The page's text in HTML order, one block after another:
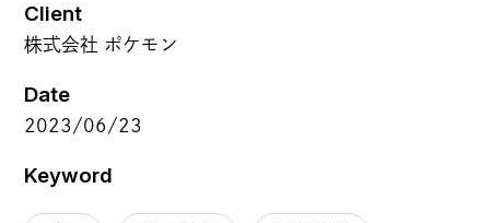
Client
株式会社 ポケモン
Date
2023/06/23
Keyword